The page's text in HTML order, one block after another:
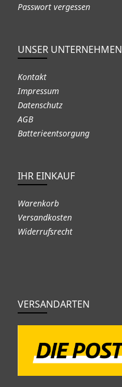
Passwort vergessen
UNSER UNTERNEHMEN
Kontakt
Impressum
Datenschutz
AGB
Batterieentsorgung
IHR EINKAUF
Warenkorb
Versandkosten
Widerrufsrecht
VERSANDARTEN